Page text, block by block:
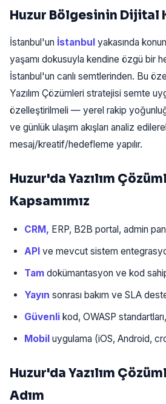
Huzur Bölgesinin Dijital
İstanbul'un İstanbul yakasında
yaşamı dokusuyla kendine özgü bir
İstanbul'un canlı semtlerinden. Bu
Yazılım Çözümleri stratejisi semte
özelleştirilmeli — yerel rakip
ve günlük ulaşım akışları analiz
mesaj/kreatif/hedefleme yapılır.
Huzur'da Yazılım
Kapsamımız
CRM, ERP, B2B portal, admin
API ve mevcut sistem
Tam dokümantasyon ve kod
Yayın sonrası bakım ve SLA
Güvenli kod, OWASP
Mobil uygulama (iOS, Android,
Huzur'da Yazılım
Adım